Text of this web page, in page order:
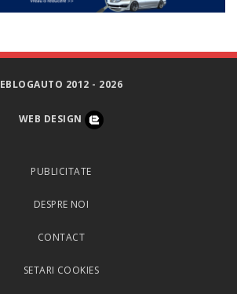
EBLOGAUTO 2012 - 2026
WEB DESIGN
PUBLICITATE
DESPRE NOI
CONTACT
SETARI COOKIES